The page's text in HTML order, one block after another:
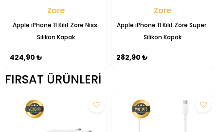
Zore
Apple iPhone 11 Kılıf Zore Niss
Silikon Kapak
424,90 ₺
Zore
Apple iPhone 11 Kılıf Zore Süper
Silikon Kapak
282,90 ₺
FIRSAT ÜRÜNLERI